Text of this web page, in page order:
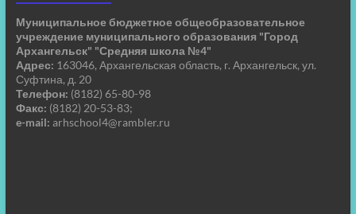
Муниципальное бюджетное общеобразовательное
учреждение муниципального образования "Город
Архангельск" "Средняя школа №4"
Адрес: 163046, Архангельская область, г. Архангельск, ул.
Суфтина, д. 20
Телефон: (8182) 65-80-98
Факс: (8182) 20-53-83;
e-mail: arhschool4@rambler.ru